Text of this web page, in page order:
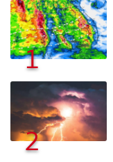
1
2